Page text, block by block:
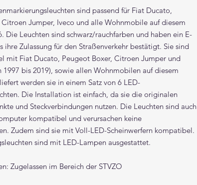
sind passend für Fiat Ducato,
Citroen Jumper, Iveco und alle Wohnmobile auf diesem
Die Leuchten sind schwarz/rauchfarben und haben ein E-
ihre Zulassung für den Straßenverkehr bestätigt. Sie sind
mit Fiat Ducato, Peugeot Boxer, Citroen Jumper und
1997 bis 2019), sowie allen Wohnmobilen auf diesem
werden sie in einem Satz von 6 LED-
Die Installation ist einfach, da sie die originalen
und Steckverbindungen nutzen. Die Leuchten sind auch
kompatibel und verursachen keine
Zudem sind sie mit Voll-LED-Scheinwerfern kompatibel.
sind mit LED-Lampen ausgestattet.
Zugelassen im Bereich der STVZO